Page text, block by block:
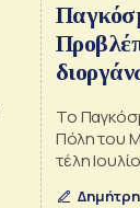
Το
Πόλη του
τέλη